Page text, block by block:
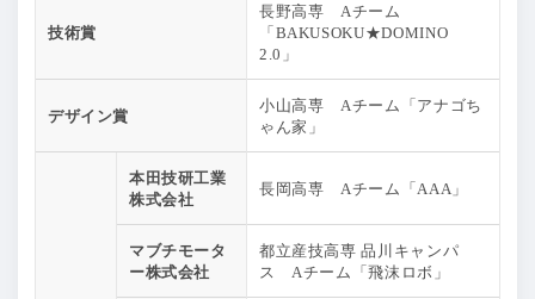
技術賞
長野高専 Aチーム
「BAKUSOKU★DOMINO
2.0」
デザイン賞
小山高専 Aチーム「アナゴち
ゃん家」
本田技研工業
株式会社
長岡高専 Aチーム「AAA」
マブチモータ
ー株式会社
都立産技高専 品川キャンパ
ス Aチーム「飛沫ロボ」